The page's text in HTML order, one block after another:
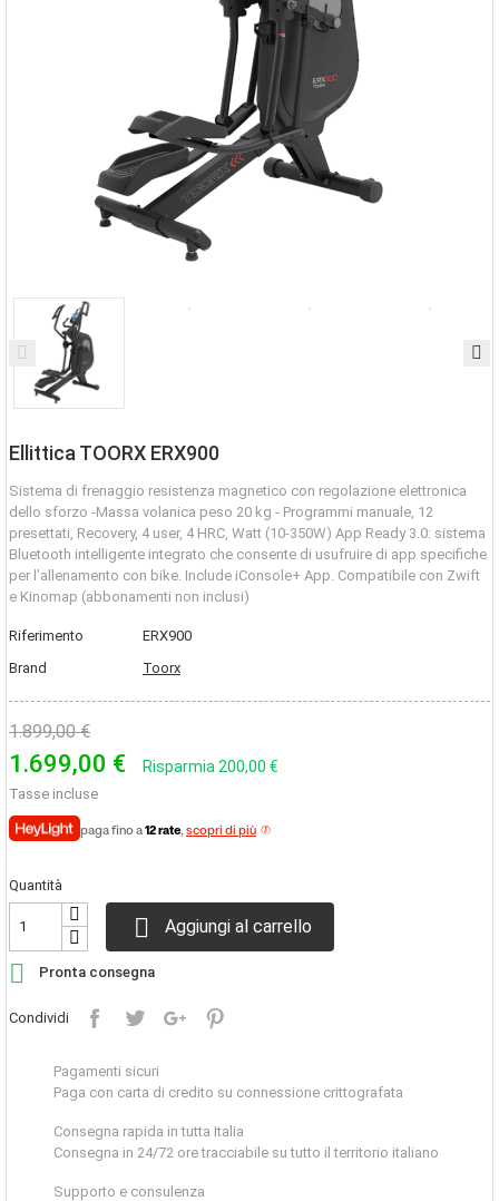
Ellittica TOORX ERX900
Sistema di frenaggio resistenza magnetico con regolazione elettronica
dello sforzo -Massa volanica peso 20 kg - Programmi manuale, 12
presettati, Recovery, 4 user, 4 HRC, Watt (10-350W) App Ready 3.0: sistema
Bluetooth intelligente integrato che consente di usufruire di app specifiche
per l’allenamento con bike. Include iConsole+ App. Compatibile con Zwift
e Kinomap (abbonamenti non inclusi)
Riferimento
ERX900
Brand
Toorx
1.899,00 €
1.699,00 € Risparmia 200,00 €
Tasse incluse
paga fino a12 rate, scopri di più
Quantità
 Aggiungi al carrello
 Pronta consegna
Condividi
Pagamenti sicuri
Paga con carta di credito su connessione crittografata
Consegna rapida in tutta Italia
Consegna in 24/72 ore tracciabile su tutto il territorio italiano
Supporto e consulenza